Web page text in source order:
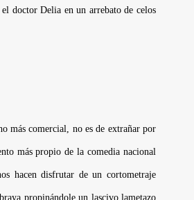
doctor Delia en un arrebato de celos
más comercial, no es de extrañar por
más propio de la comedia nacional
hacen disfrutar de un cortometraje
propinándole un lascivo lametazo